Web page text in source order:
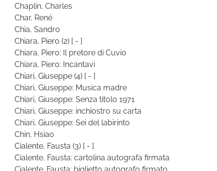
Chaplin, Charles
Char, René
Chia, Sandro
Chiara, Piero (2) [ - ]
Chiara, Piero: Il pretore di Cuvio
Chiara, Piero: Incantavi
Chiari, Giuseppe (4) [ - ]
Chiari, Giuseppe: Musica madre
Chiari, Giuseppe: Senza titolo 1971
Chiari, Giuseppe: inchiostro su carta
Chiari, Giuseppe: Sei del labirinto
Chin, Hsiao
Cialente, Fausta (3) [ - ]
Cialente, Fausta: cartolina autografa firmata